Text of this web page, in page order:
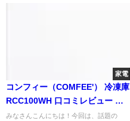
家電
コンフィー（COMFEE'） 冷凍庫
RCC100WH 口コミレビュー 大
容量&省エネで家計にやさしい！
みなさんこんにちは！今回は、話題の